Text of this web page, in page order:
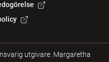
utgivare: Margaretha